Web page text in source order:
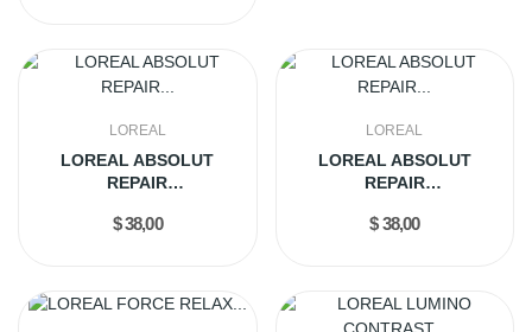
LOREAL
LOREAL ABSOLUT
REPAIR
$ 38,00
LOREAL
LOREAL ABSOLUT
REPAIR
500ML
$ 38,00